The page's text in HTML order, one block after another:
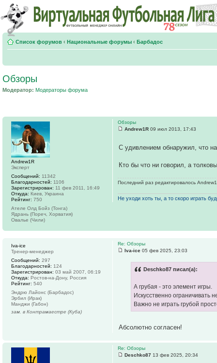
Список форумов ‹ Национальные форумы ‹ Барбадос
Обзоры
Модератор: Модераторы форума
Обзоры
Andrew1R 09 июл 2013, 17:43
С удивлением обнаружил, что
Кто бы что ни говорил, а
Последний раз редактировалось
Не уходи хоть ты, а то скоро играть
Andrew1R
Эксперт
Сообщений: 11342
Благодарностей: 1106
Зарегистрирован: 11 фев 2011, 16:49
Откуда: Киев, Украина
Рейтинг: 750
Ателе Олд Бойз (Тонга)
Ядрань (Пореч, Хорватия)
Овалье (Чили)
Re: Обзоры
Iva-ice 05 фев 2025, 23:03
Deschko87 писал(а):
А грубая - это элемент игры.
Искусственно ограничивать
Важно не играть грубой
Абсолютно согласен!
Iva-ice
Тренер-менеджер
Сообщений: 297
Благодарностей: 124
Зарегистрирован: 03 май 2007, 06:19
Откуда: Ростов-на-Дону, Россия
Рейтинг: 540
Эндрю Лайонс (Барбадос)
Эрбил (Ирак)
Манджи (Габон)
зам. в Контрамаестре (Куба)
Re: Обзоры
Deschko87 13 фев 2025, 20:34